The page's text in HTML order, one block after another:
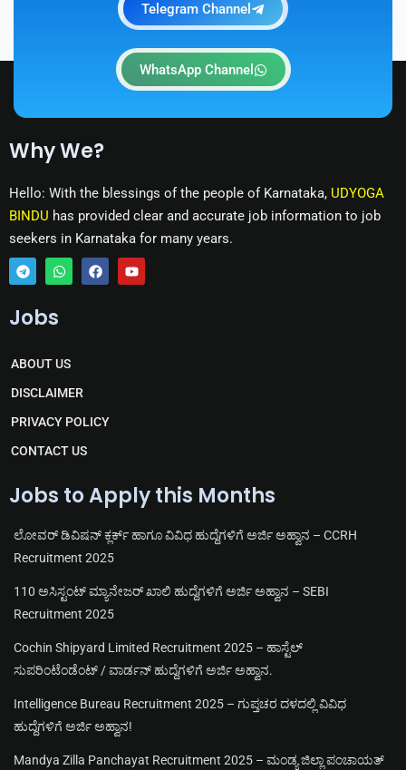
Telegram Channel
WhatsApp Channel
Why We?
Hello: With the blessings of the people of Karnataka, UDYOGA
BINDU has provided clear and accurate job information to job
seekers in Karnataka for many years.
T
l
r
a
m
W
a
a
p
p
F Y
Jobs
ABOUT US
DISCLAIMER
PRIVACY POLICY
CONTACT US
Jobs to Apply this Months
ಲೋವರ್ ಡಿವಿಷನ್ ಕ್ಲರ್ಕ್ ಹಾಗೂ ವಿವಿಧ ಹುದ್ದೆಗಳಿಗೆ ಅರ್ಜಿ ಅಹ್ವಾನ – CCRH
Recruitment 2025
110 ಅಸಿಸ್ಟಂಟ್ ಮ್ಯಾನೇಜರ್ ಖಾಲಿ ಹುದ್ದೆಗಳಿಗೆ ಅರ್ಜಿ ಅಹ್ವಾನ – SEBI
Recruitment 2025
Cochin Shipyard Limited Recruitment 2025 – ಹಾಸ್ಟೆಲ್
ಸುಪರಿಂಟೆಂಡೆಂಟ್ / ವಾರ್ಡನ್ ಹುದ್ದೆಗಳಿಗೆ ಅರ್ಜಿ ಅಹ್ವಾನ.
Intelligence Bureau Recruitment 2025 – ಗುಪ್ತಚರ ದಳದಲ್ಲಿ ವಿವಿಧ
ಹುದ್ದೆಗಳಿಗೆ ಅರ್ಜಿ ಅಹ್ವಾನ!
Mandya Zilla Panchayat Recruitment 2025 – ಮಂಡ್ಯ ಜಿಲ್ಲಾ ಪಂಚಾಯತ್